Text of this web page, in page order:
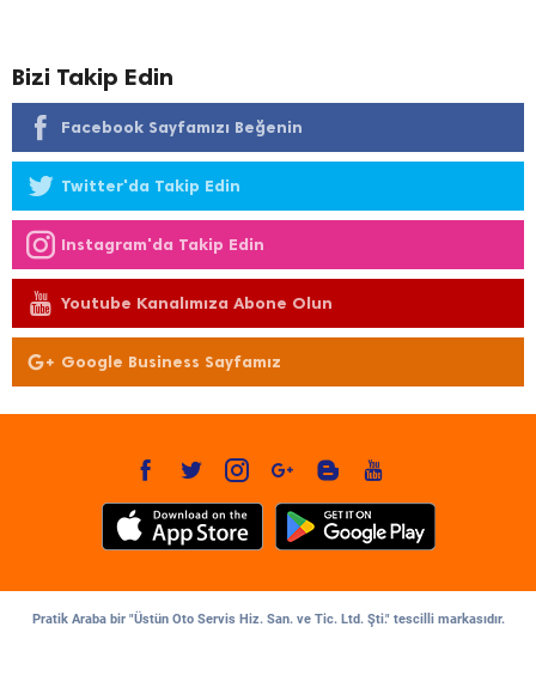
Bizi Takip Edin
Facebook Sayfamızı Beğenin
Twitter'da Takip Edin
Instagram'da Takip Edin
Youtube Kanalımıza Abone Olun
Google Business Sayfamız
Pratik Araba bir "Üstün Oto Servis Hiz. San. ve Tic. Ltd. Şti." tescilli markasıdır.